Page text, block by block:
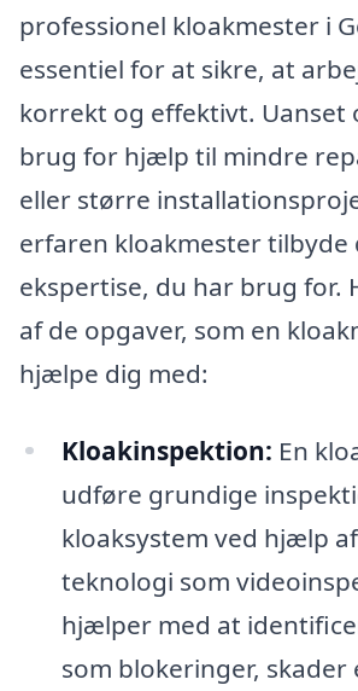
professionel kloakmester i
essentiel for at sikre, at
korrekt og effektivt. Uanset
brug for hjælp til mindre
eller større
erfaren kloakmester tilbyde
ekspertise, du har brug for.
af de opgaver, som en
hjælpe dig med:
Kloakinspektion: En
udføre grundige
kloaksystem ved hjælp
teknologi som
hjælper med at
som blokeringer, skader